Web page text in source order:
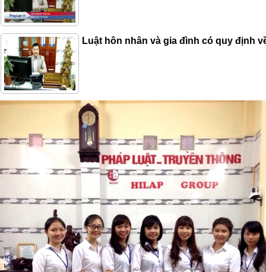
Luật hôn nhân và gia đình có quy định